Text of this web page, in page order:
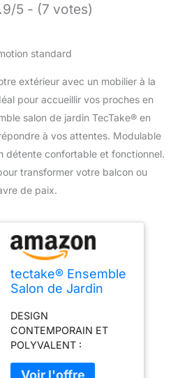
5 - (7 votes)
extérieur avec un mobilier à la
pour accueillir vos proches en
salon de jardin TecTake® en
à vos attentes. Modulable
détente confortable et fonctionnel.
transformer votre balcon ou
de paix.
tectake® Ensemble
Salon de Jardin
Poly Rotin
Modulable Canapé
5 Places 3 Fauteuil
Salon 2 Tabouret
DESIGN
CONTEMPORAIN ET
POLYVALENT :
cet ensemble de jardin